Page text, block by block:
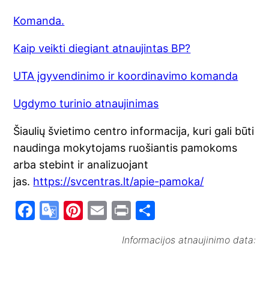
Komanda.
Kaip veikti diegiant atnaujintas BP?
UTA įgyvendinimo ir koordinavimo komanda
Ugdymo turinio atnaujinimas
Šiaulių švietimo centro informacija, kuri gali būti
naudinga mokytojams ruošiantis pamokoms
arba stebint ir analizuojant
jas. https://svcentras.lt/apie-pamoka/
F
G
Pi E
ai
Pr
in
t
ar
Informacijos atnaujinimo data: